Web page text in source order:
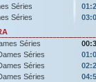
Séries
Séries
Séries
Séries
Séries
Séries